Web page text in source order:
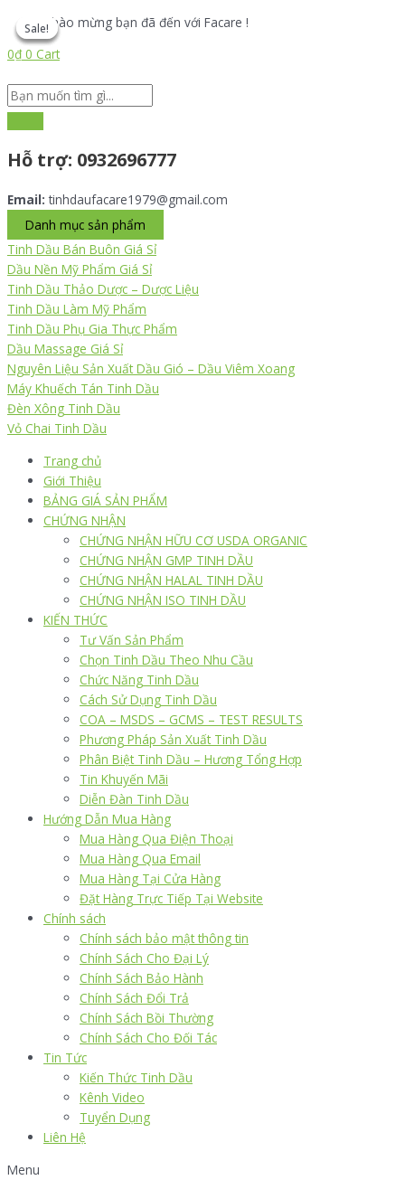
tới
nội
Chào mừng bạn đã đến với Facare !
0₫ 0 Cart
Hỗ trợ: 0932696777
Email: tinhdaufacare1979@gmail.com
Danh mục sản phẩm
Tinh Dầu Bán Buôn Giá Sỉ
Dầu Nền Mỹ Phẩm Giá Sỉ
Tinh Dầu Thảo Dược – Dược Liệu
Tinh Dầu Làm Mỹ Phẩm
Tinh Dầu Phụ Gia Thực Phẩm
Dầu Massage Giá Sỉ
Nguyên Liệu Sản Xuất Dầu Gió – Dầu Viêm Xoang
Máy Khuếch Tán Tinh Dầu
Đèn Xông Tinh Dầu
Vỏ Chai Tinh Dầu
Trang chủ
Giới Thiệu
BẢNG GIÁ SẢN PHẨM
CHỨNG NHẬN
CHỨNG NHẬN HỮU CƠ USDA ORGANIC
CHỨNG NHẬN GMP TINH DẦU
CHỨNG NHẬN HALAL TINH DẦU
CHỨNG NHẬN ISO TINH DẦU
KIẾN THỨC
Tư Vấn Sản Phẩm
Chọn Tinh Dầu Theo Nhu Cầu
Chức Năng Tinh Dầu
Cách Sử Dụng Tinh Dầu
COA – MSDS – GCMS – TEST RESULTS
Phương Pháp Sản Xuất Tinh Dầu
Phân Biệt Tinh Dầu – Hương Tổng Hợp
Tin Khuyến Mãi
Diễn Đàn Tinh Dầu
Hướng Dẫn Mua Hàng
Mua Hàng Qua Điện Thoại
Mua Hàng Qua Email
Mua Hàng Tại Cửa Hàng
Đặt Hàng Trực Tiếp Tại Website
Chính sách
Chính sách bảo mật thông tin
Chính Sách Cho Đại Lý
Chính Sách Bảo Hành
Chính Sách Đổi Trả
Chính Sách Bồi Thường
Chính Sách Cho Đối Tác
Tin Tức
Kiến Thức Tinh Dầu
Kênh Video
Tuyển Dụng
Liên Hệ
Menu
Não
Đông
1
Kg
quantity
Sale!
Sale!
Sale!
Sale!